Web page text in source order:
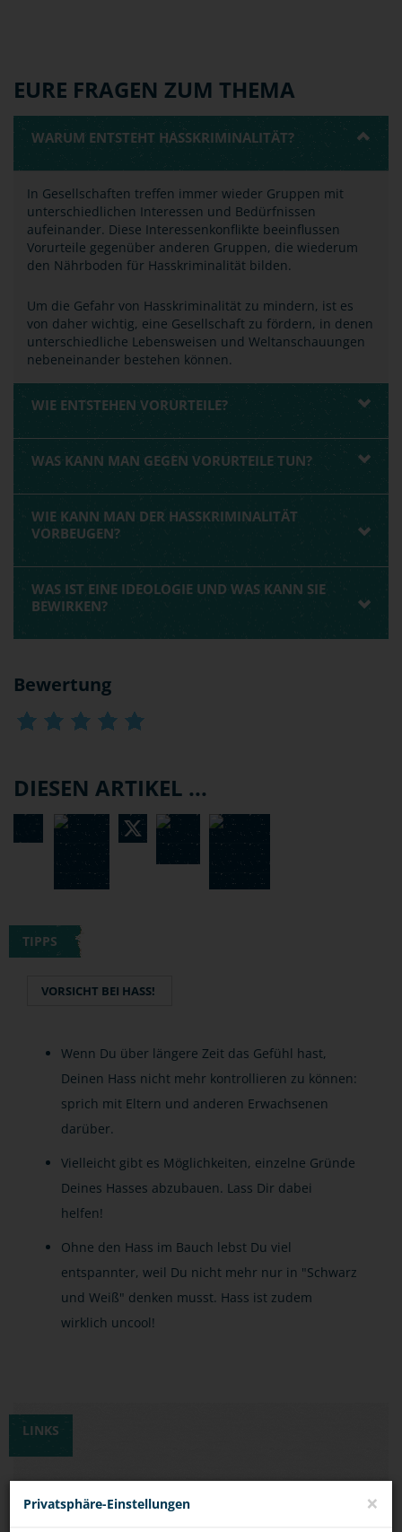
EURE FRAGEN ZUM THEMA
WARUM ENTSTEHT HASSKRIMINALITÄT?
In Gesellschaften treffen immer wieder Gruppen mit
unterschiedlichen Interessen und Bedürfnissen
aufeinander. Diese Interessenkonflikte beeinflussen
Vorurteile gegenüber anderen Gruppen, die wiederum
den Nährboden für Hasskriminalität bilden.
Um die Gefahr von Hasskriminalität zu mindern, ist es
von daher wichtig, eine Gesellschaft zu fördern, in denen
unterschiedliche Lebensweisen und Weltanschauungen
nebeneinander bestehen können.
WIE ENTSTEHEN VORURTEILE?
WAS KANN MAN GEGEN VORURTEILE TUN?
WIE KANN MAN DER HASSKRIMINALITÄT
VORBEUGEN?
WAS IST EINE IDEOLOGIE UND WAS KANN SIE
BEWIRKEN?
Bewertung
DIESEN ARTIKEL ...
TIPPS
VORSICHT BEI HASS!
Wenn Du über längere Zeit das Gefühl hast,
Deinen Hass nicht mehr kontrollieren zu können:
sprich mit Eltern und anderen Erwachsenen
darüber.
Vielleicht gibt es Möglichkeiten, einzelne Gründe
Deines Hasses abzubauen. Lass Dir dabei
helfen!
Ohne den Hass im Bauch lebst Du viel
entspannter, weil Du nicht mehr nur in "Schwarz
und Weiß" denken musst. Hass ist zudem
wirklich uncool!
LINKS
Privatsphäre-Einstellungen ×